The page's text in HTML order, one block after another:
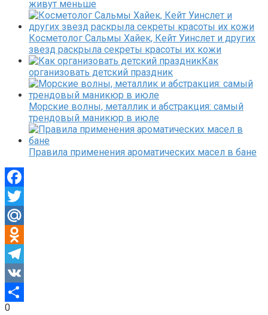
живут меньше
Косметолог Сальмы Хайек, Кейт Уинслет и других
звезд раскрыла секреты красоты их кожи
Как
организовать детский праздник
Морские волны, металлик и абстракция: самый
трендовый маникюр в июле
Правила применения ароматических масел в бане
Facebook
Twitter
Mail.Ru
Odnoklassniki
Telegram
VK
Отправить
0